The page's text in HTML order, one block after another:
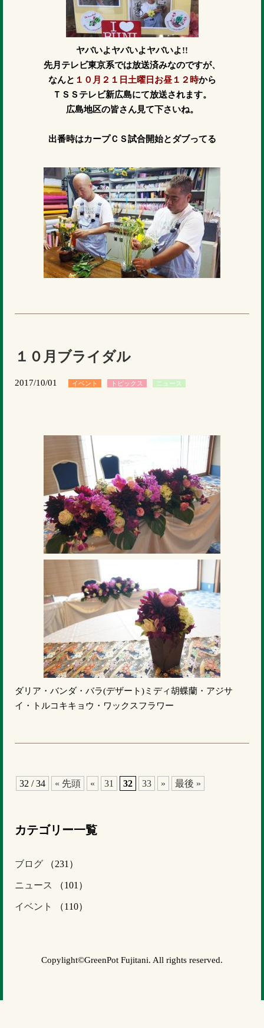
ヤバいよヤバいよヤバいよ!!
先月テレビ東京系では放送済みなのですが、
なんと １０月２１日土曜日お昼１２時から
ＴＳＳテレビ新広島にて放送されます。
広島地区の皆さん見て下さいね。
出番時はカープＣＳ試合開始とダブってる
１０月ブライダル
2017/10/01 イベント トピックス ニュース
ダリア・バンダ・バラ(デザート)ミディ胡蝶蘭・アジサ
イ・トルコキキョウ・ワックスフラワー
32 / 34 « 先頭 « 31 32 33 » 最後 »
カテゴリー一覧
ブログ （231）
ニュース （101）
イベント （110）
Copylight©GreenPot Fujitani. All rights reserved.